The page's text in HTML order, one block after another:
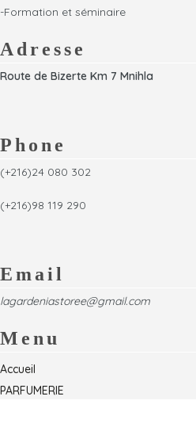
-Formation et séminaire
Adresse
Route de Bizerte Km 7 Mnihla
Phone
(+216)24 080 302
(+216)98 119 290
Email
lagardeniastoree@gmail.com
Menu
Accueil
PARFUMERIE